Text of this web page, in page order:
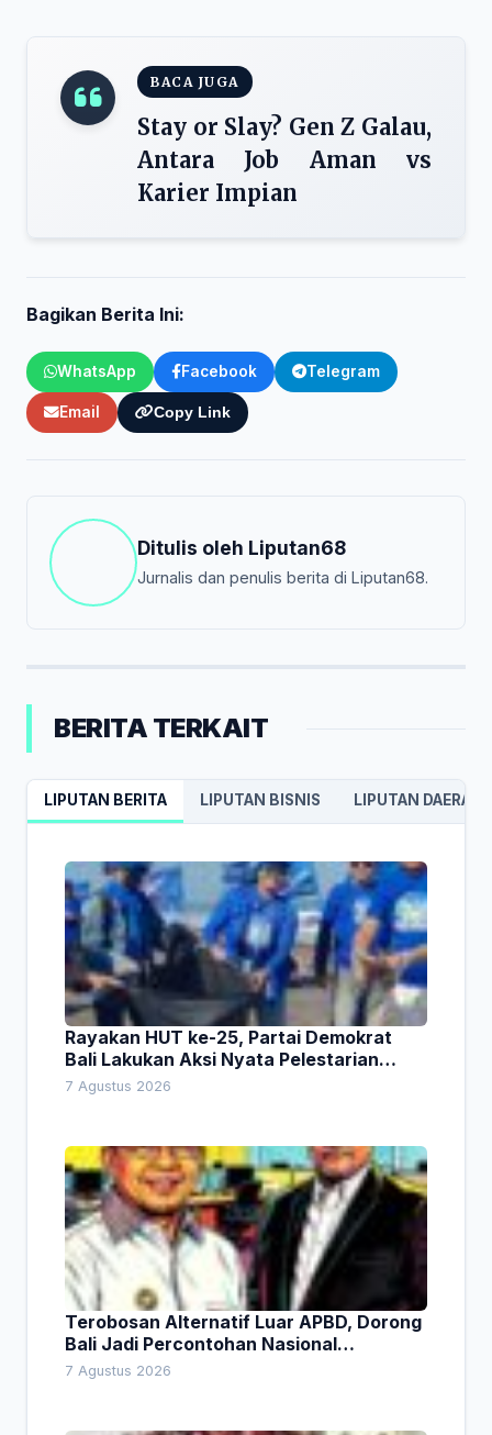
BACA JUGA
Stay or Slay? Gen Z Galau,
Antara Job Aman vs
Karier Impian
Bagikan Berita Ini:
WhatsApp Facebook Telegram
Email Copy Link
Ditulis oleh Liputan68
Jurnalis dan penulis berita di Liputan68.
BERITA TERKAIT
LIPUTAN BERITA LIPUTAN BISNIS LIPUTAN DAERAH
Rayakan HUT ke-25, Partai Demokrat
Bali Lakukan Aksi Nyata Pelestarian
Lingkungan
7 Agustus 2026
Terobosan Alternatif Luar APBD, Dorong
Bali Jadi Percontohan Nasional
Pembiayaan Daerah
7 Agustus 2026